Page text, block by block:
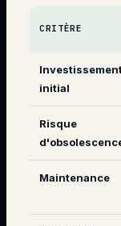
CRITÈRE
initial
Risque
Maintenance